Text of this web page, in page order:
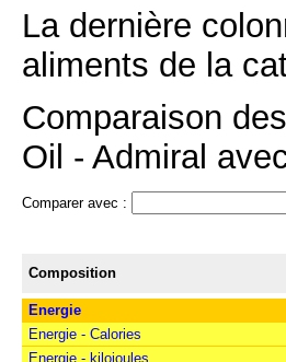
La dernière
aliments de la
Comparaison
Oil - Admiral
Comparer avec :
Composition
Energie
Energie - Calories
Energie - kilojoules